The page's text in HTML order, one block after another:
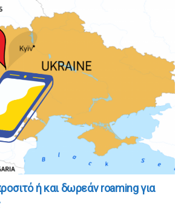
ή και δωρεάν roaming για